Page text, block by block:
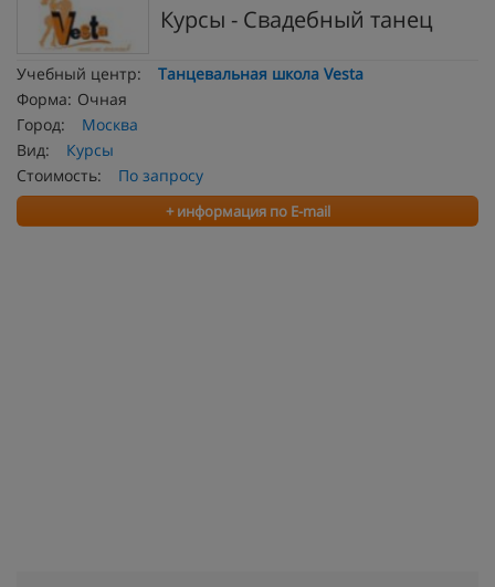
Курсы - Свадебный танец
Учебный центр:
Танцевальная школа Vesta
Форма: Очная
Город:
Москва
Вид:
Курсы
Стоимость:
По запросу
+ информация по E-mail